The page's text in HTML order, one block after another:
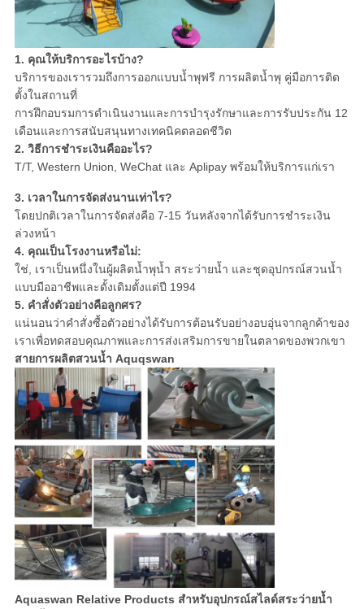
1. คุณให้บริการอะไรบ้าง?
บริการของเรารวมถึงการออกแบบน้ำพุฟรี การผลิตน้ำพุ คู่มือการติด
ตั้งในสถานที่
การฝึกอบรมการดำเนินงานและการบำรุงรักษาและการรับประกัน 12
เดือนและการสนับสนุนทางเทคนิคตลอดชีวิต
2. วิธีการชำระเงินคืออะไร?
T/T, Western Union, WeChat และ Aplipay พร้อมให้บริการแก่เรา
3. เวลาในการจัดส่งนานเท่าไร?
โดยปกติเวลาในการจัดส่งคือ 7-15 วันหลังจากได้รับการชำระเงิน
ล่วงหน้า
4. คุณเป็นโรงงานหรือไม่:
ใช่, เราเป็นหนึ่งในผู้ผลิตน้ำพุน้ำ สระว่ายน้ำ และชุดอุปกรณ์สวนน้ำ
แบบมืออาชีพและดั้งเดิมตั้งแต่ปี 1994
5. คำสั่งตัวอย่างคือลูกศร?
แน่นอนว่าคำสั่งซื้อตัวอย่างได้รับการต้อนรับอย่างอบอุ่นจากลูกค้าของ
เราเพื่อทดสอบคุณภาพและการส่งเสริมการขายในตลาดของพวกเขา
สายการผลิตสวนน้ำ Aquqswan
Aquaswan Relative Products สำหรับอุปกรณ์สไลด์สระว่ายน้ำ